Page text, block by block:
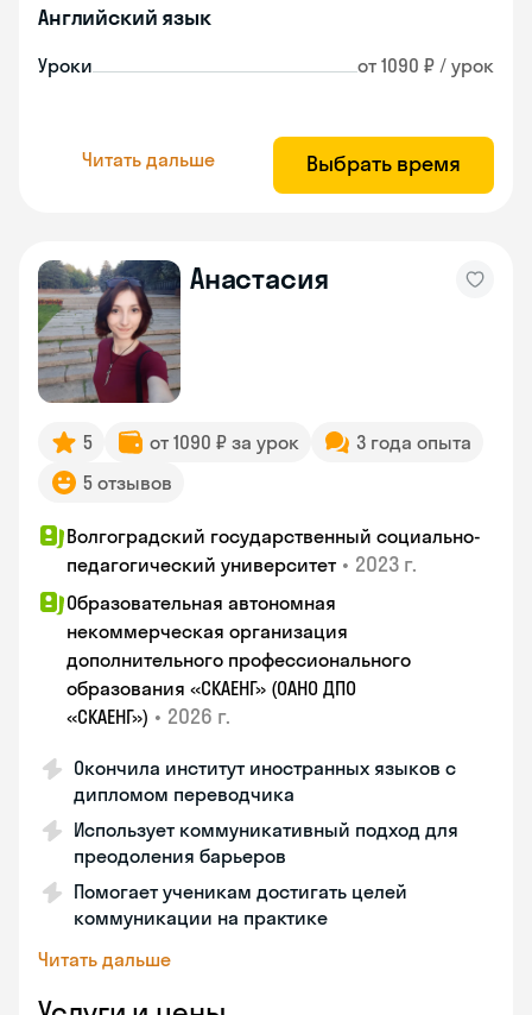
Английский язык
Уроки от 1090 ₽ / урок
Читать дальше Выбрать время
Анастасия
5 от 1090 ₽ за урок
3 года опыта
5 отзывов
Волгоградский государственный социально-
педагогический университет • 2023 г.
Образовательная автономная
некоммерческая организация
дополнительного профессионального
образования «СКАЕНГ» (ОАНО ДПО
«СКАЕНГ») • 2026 г.
Окончила институт иностранных языков с
дипломом переводчика
Использует коммуникативный подход для
преодоления барьеров
Помогает ученикам достигать целей
коммуникации на практике
Читать дальше